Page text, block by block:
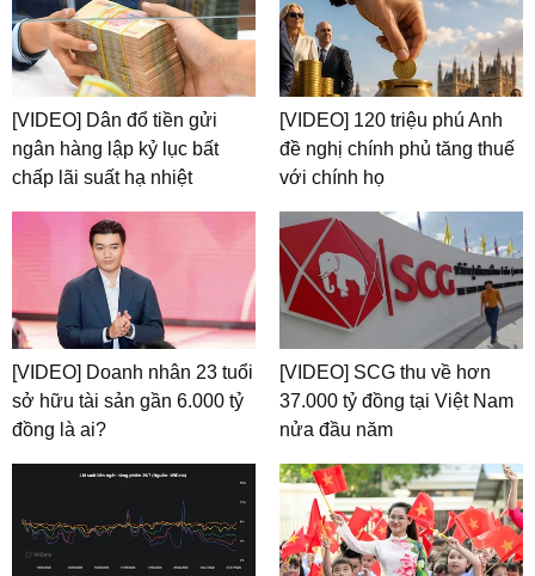
[VIDEO] Dân đổ tiền gửi
ngân hàng lập kỷ lục bất
chấp lãi suất hạ nhiệt
[VIDEO] 120 triệu phú Anh
đề nghị chính phủ tăng thuế
với chính họ
[VIDEO] Doanh nhân 23 tuổi
sở hữu tài sản gần 6.000 tỷ
đồng là ai?
[VIDEO] SCG thu về hơn
37.000 tỷ đồng tại Việt Nam
nửa đầu năm